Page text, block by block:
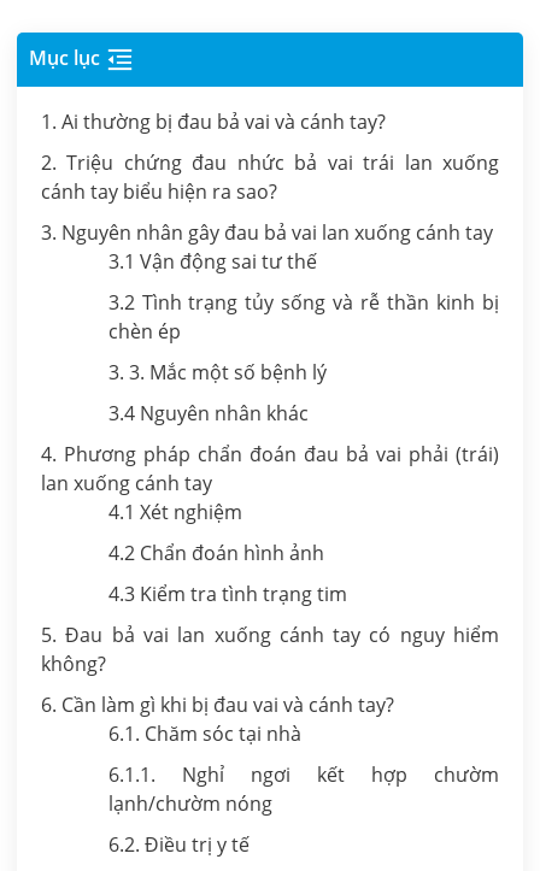
Mục lục
1. Ai thường bị đau bả vai và cánh tay?
2. Triệu chứng đau nhức bả vai trái lan xuống
cánh tay biểu hiện ra sao?
3. Nguyên nhân gây đau bả vai lan xuống cánh tay
3.1 Vận động sai tư thế
3.2 Tình trạng tủy sống và rễ thần kinh bị
chèn ép
3. 3. Mắc một số bệnh lý
3.4 Nguyên nhân khác
4. Phương pháp chẩn đoán đau bả vai phải (trái)
lan xuống cánh tay
4.1 Xét nghiệm
4.2 Chẩn đoán hình ảnh
4.3 Kiểm tra tình trạng tim
5. Đau bả vai lan xuống cánh tay có nguy hiểm
không?
6. Cần làm gì khi bị đau vai và cánh tay?
6.1. Chăm sóc tại nhà
6.1.1. Nghỉ ngơi kết hợp chườm
lạnh/chườm nóng
6.2. Điều trị y tế